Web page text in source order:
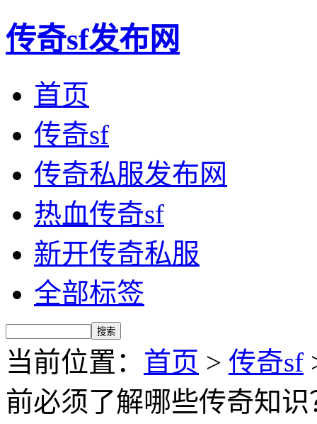
传奇sf发布网
首页
传奇sf
传奇私服发布网
热血传奇sf
新开传奇私服
全部标签
当前位置： 首页 > 传奇sf
前必须了解哪些传奇知识